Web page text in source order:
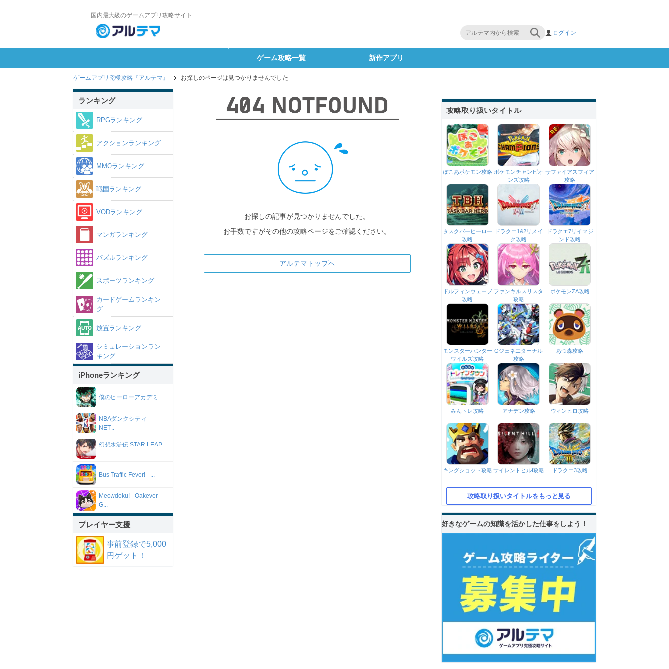
国内最大級のゲームアプリ攻略サイト
ログイン
ゲーム攻略一覧 新作アプリ
ゲームアプリ究極攻略『アルテマ』 お探しのページは見つかりませんでした
ランキング
RPGランキング
アクションランキング
MMOランキング
戦国ランキング
VODランキング
マンガランキング
パズルランキング
スポーツランキング
カードゲームランキン
グ
放置ランキング
シミュレーションラン
キング
iPhoneランキング
僕のヒーローアカデミ...
NBAダンクシティ -
NET...
幻想水滸伝 STAR LEAP
Bus Traffic Fever! - ...
Meowdoku! - Oakever
G...
プレイヤー支援
事前登録で5,000
円ゲット！
お探しの記事が見つかりませんでした。
お手数ですがその他の攻略ページをご確認ください。
アルテマトップへ
攻略取り扱いタイトル
ぽこあポケモン攻略 ポケモンチャンピオ
ンズ攻略
サファイアスフィア
攻略
タスクバーヒーロー
攻略
ドラクエ1&2リメイ
ク攻略
ドラクエ7リイマジ
ンド攻略
ドルフィンウェーブ
攻略
ファンキルスリスタ
攻略
ポケモンZA攻略
モンスターハンター
ワイルズ攻略
Gジェネエターナル
攻略
あつ森攻略
みんトレ攻略 アナデン攻略 ウィンヒロ攻略
キングショット攻略サイレントヒルf攻略 ドラクエ3攻略
攻略取り扱いタイトルをもっと見る
好きなゲームの知識を活かした仕事をしよう！